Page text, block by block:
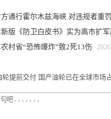
通行霍尔木兹海峡 对违规者重罚
版《防卫白皮书》实为高市扩军
村省“恐怖爆炸”致2死13伤
轮提前交付 国产油轮已在全球市场